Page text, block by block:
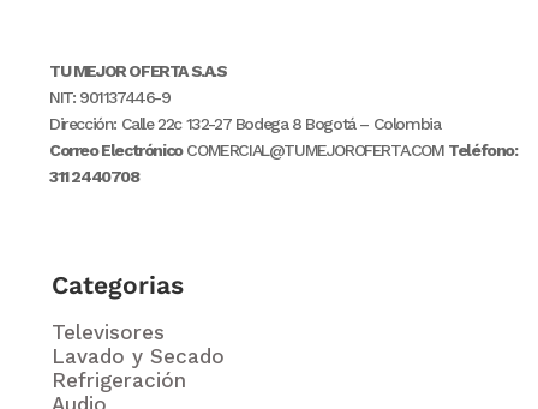
TU MEJOR OFERTA S.A.S
NIT: 901137446-9
Dirección: Calle 22c 132-27 Bodega 8 Bogotá – Colombia
Correo ElectrónicoCOMERCIAL@TUMEJOROFERTA.COM Teléfono:
311 2440708
Categorias
Televisores
Lavado y Secado
Refrigeración
Audio